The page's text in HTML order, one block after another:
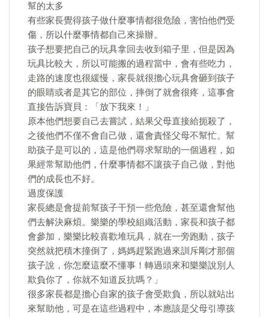
幫的太多
有些家長覺得孩子做什麼事情都很危險，害怕他們受
傷，所以什麼事情都自己來操辦。
孩子想要把自己的玩具拿回去收到箱子里，但是因為
玩具比較大，所以可能搬的過程當中，會有些吃力，
走路的速度也很緩慢，家長就很擔心玩具會砸到孩子
的眼睛或者是其它的部位，摔倒了就會很疼，這事會
直接告訴寶貝：「放下我來！」
原本他們想要自己去嘗試，結果父母直接給扼殺了，
之後他們不僅不會自己做，還會責怪父母不幫忙。幫
助孩子是可以的，這是他們尋求幫助的一個過程，如
果經常幫助他們，什麼事情都不讓孩子自己做，對他
們的成長也不好。
過度保護
家長總是會提前幫孩子干預一些危險，甚至還會幫他
們去解決麻煩。樂樂的學校組織活動，家長和孩子都
會參加，樂樂比較喜歡堆玩具，就在一旁跑動，孩子
突然就把積木撞倒了，媽媽趕緊跑過來訓斥剛才那個
孩子說，你怎麼這麼不懂事！轉過頭來和樂樂說別人
欺負你了，你就不知道反抗嗎？」
很多家長都是擔心自家的孩子會受欺負，所以就站出
來幫助他，可是在這些過程中，本應該是父母引導孩